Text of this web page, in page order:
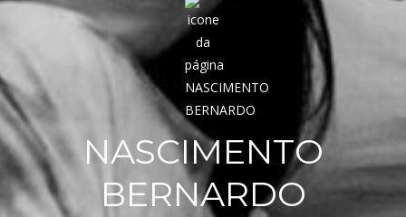
NASCIMENTO
BERNARDO